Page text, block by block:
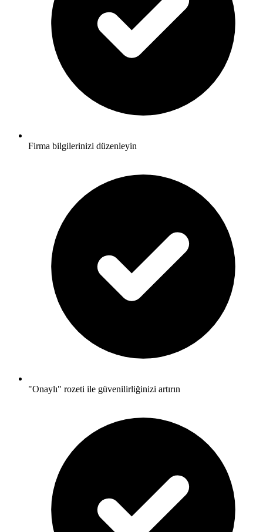
Firma bilgilerinizi düzenleyin
"Onaylı" rozeti ile güvenilirliğinizi artırın